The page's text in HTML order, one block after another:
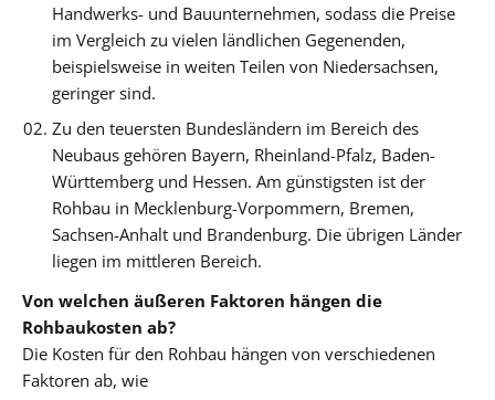
Handwerks- und Bauunternehmen, sodass die Preise
im Vergleich zu vielen ländlichen Gegenenden,
beispielsweise in weiten Teilen von Niedersachsen,
geringer sind.
Zu den teuersten Bundesländern im Bereich des
Neubaus gehören Bayern, Rheinland-Pfalz, Baden-
Württemberg und Hessen. Am günstigsten ist der
Rohbau in Mecklenburg-Vorpommern, Bremen,
Sachsen-Anhalt und Brandenburg. Die übrigen Länder
liegen im mittleren Bereich.
Von welchen äußeren Faktoren hängen die
Rohbaukosten ab?
Die Kosten für den Rohbau hängen von verschiedenen
Faktoren ab, wie